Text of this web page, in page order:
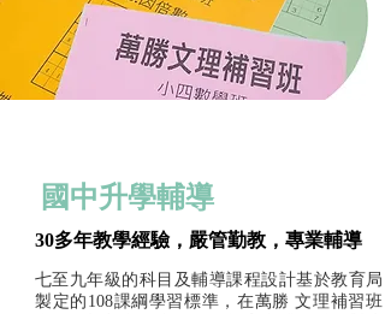
國中升學輔導
30多年教學經驗，嚴管勤教，專業輔導
七至九年級的科目及輔導課程設計基於教育局
製定的108課綱學習標準，在萬勝 文理補習班